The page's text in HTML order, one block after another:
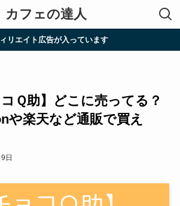
カフェの達人
リエイト広告が入っています
コＱ助】どこに売ってる？
や楽天など通販で買え
日